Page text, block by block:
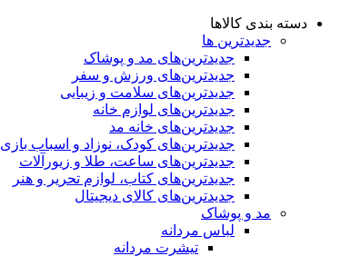
دسته بندی کالاها
جدیدترین ها
جدید‌ترین‌های مد و پوشاک
جدید‌ترین‌های ورزش و سفر
جدید‌ترین‌های سلامت و زیبایی
جدید‌ترین‌های لوازم خانه
جدیدترین‌های خانه مد
جدید‌ترین‌های کودک، نوزاد و اسباب بازی
جدید‌ترین‌های ساعت، طلا و زیورآلات
جدید‌ترین‌های کتاب، لوازم تحریر و هنر
جدید‌ترین‌های کالای دیجیتال
مد و پوشاک
لباس مردانه
تیشرت مردانه